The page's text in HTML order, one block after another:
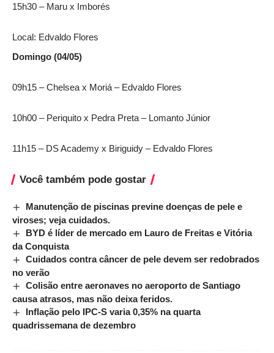
15h30 – Maru x Imborés
Local: Edvaldo Flores
Domingo (04/05)
09h15 – Chelsea x Moriá – Edvaldo Flores
10h00 – Periquito x Pedra Preta – Lomanto Júnior
11h15 – DS Academy x Biriguidy – Edvaldo Flores
Você também pode gostar
Manutenção de piscinas previne doenças de pele e
viroses; veja cuidados.
BYD é líder de mercado em Lauro de Freitas e Vitória
da Conquista
Cuidados contra câncer de pele devem ser redobrados
no verão
Colisão entre aeronaves no aeroporto de Santiago
causa atrasos, mas não deixa feridos.
Inflação pelo IPC-S varia 0,35% na quarta
quadrissemana de dezembro